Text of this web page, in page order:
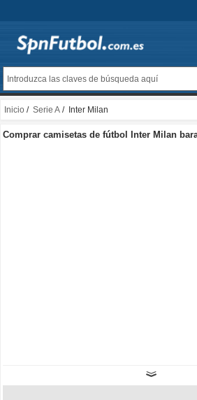
Inicio / Serie A / Inter Milan
Comprar camisetas de fútbol Inter Milan